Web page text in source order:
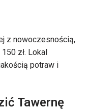
z nowoczesnością,
zł. Lokal
potraw i
Tawernę